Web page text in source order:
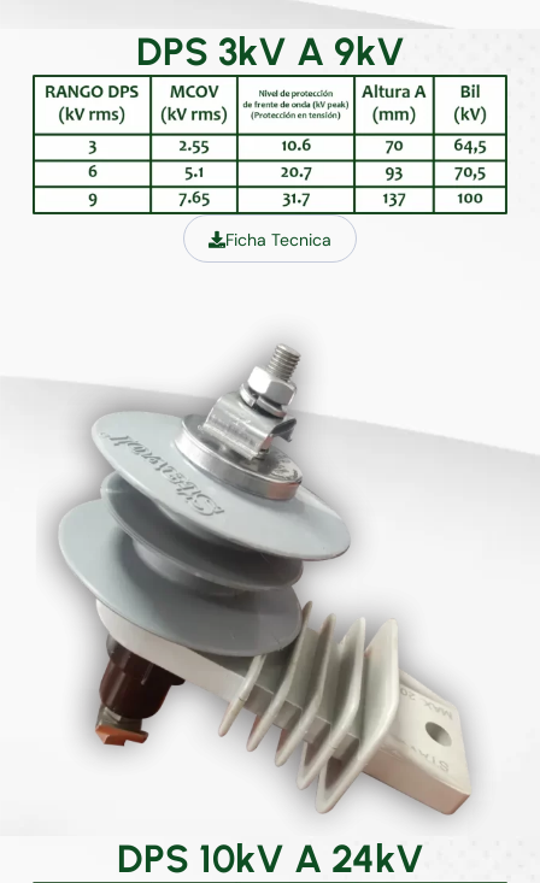
DPS 3kV A 9kV
Ficha Tecnica
DPS 10kV A 24kV